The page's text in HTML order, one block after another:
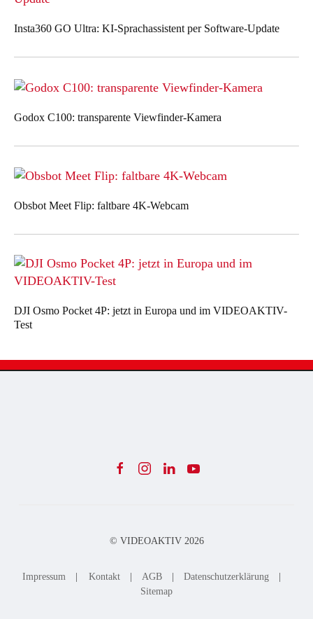
Insta360 GO Ultra: KI-Sprachassistent per Software-Update
Godox C100: transparente Viewfinder-Kamera
Obsbot Meet Flip: faltbare 4K-Webcam
DJI Osmo Pocket 4P: jetzt in Europa und im VIDEOAKTIV-
Test
© VIDEOAKTIV 2026
Impressum Kontakt AGB Datenschutzerklärung
Sitemap